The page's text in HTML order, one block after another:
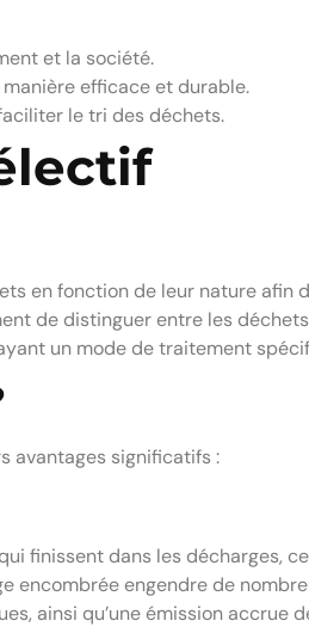
et la société.
efficace et durable.
le tri des déchets.
en fonction de leur nature afin
de distinguer entre les déchets
un mode de traitement
avantages significatifs :
finissent dans les décharges,
encombrée engendre de
ainsi qu’une émission accrue